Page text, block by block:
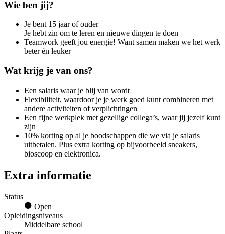
Wie ben jij?
Je bent 15 jaar of ouder
Je hebt zin om te leren en nieuwe dingen te doen
Teamwork geeft jou energie! Want samen maken we het werk
beter én leuker
Wat krijg je van ons?
Een salaris waar je blij van wordt
Flexibiliteit, waardoor je je werk goed kunt combineren met
andere activiteiten of verplichtingen
Een fijne werkplek met gezellige collega’s, waar jij jezelf kunt
zijn
10% korting op al je boodschappen die we via je salaris
uitbetalen. Plus extra korting op bijvoorbeeld sneakers,
bioscoop en elektronica.
Extra informatie
Status
Open
Opleidingsniveaus
Middelbare school